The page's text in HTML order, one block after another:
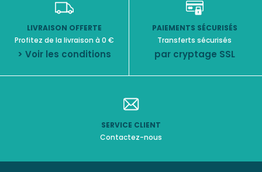
LIVRAISON OFFERTE
Profitez de la livraison à 0 €
> Voir les conditions
PAIEMENTS SÉCURISÉS
Transferts sécurisés
par cryptage SSL
SERVICE CLIENT
Contactez-nous